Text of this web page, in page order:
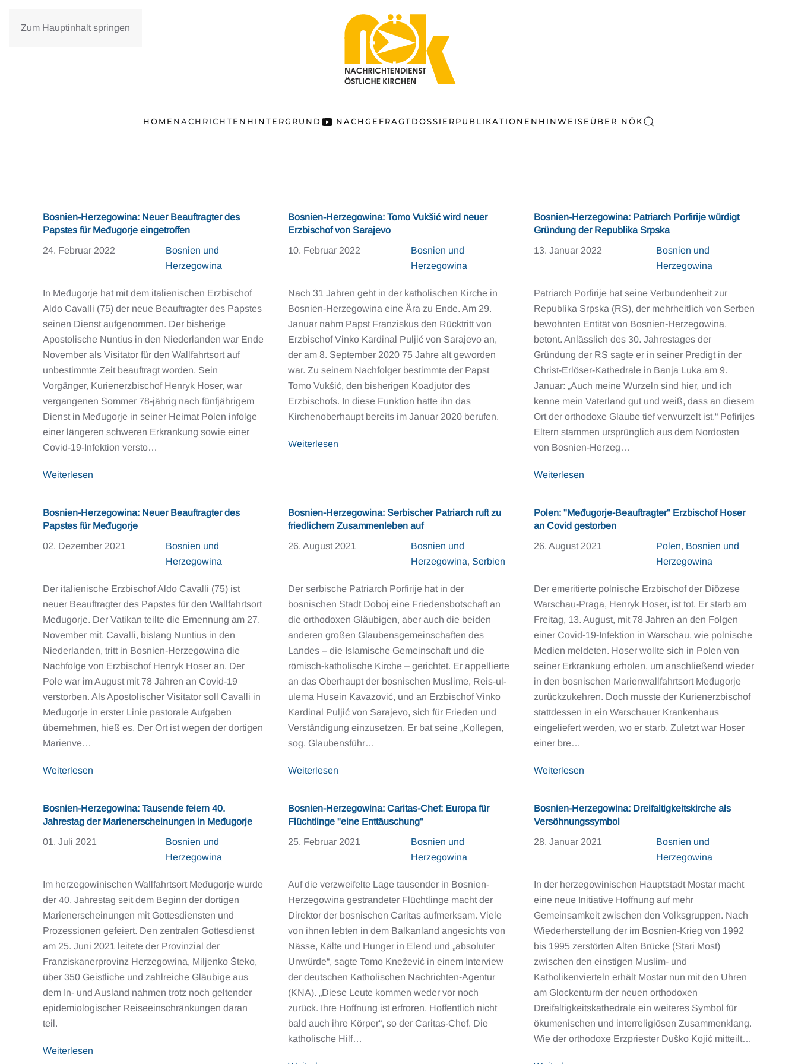
Zum Hauptinhalt springen
HOME NACHRICHTEN HINTERGRUND NACHGEFRAGTDOSSIERPUBLIKATIONEN HINWEISE ÜBER NÖK
Bosnien-Herzegowina: Neuer Beauftragter des
Papstes für Međugorje eingetroffen
24. Februar 2022
Bosnien und
Herzegowina
In Međugorje hat mit dem italienischen Erzbischof
Aldo Cavalli (75) der neue Beauftragter des Papstes
seinen Dienst aufgenommen. Der bisherige
Apostolische Nuntius in den Niederlanden war Ende
November als Visitator für den Wallfahrtsort auf
unbestimmte Zeit beauftragt worden. Sein
Vorgänger, Kurienerzbischof Henryk Hoser, war
vergangenen Sommer 78-jährig nach fünfjährigem
Dienst in Međugorje in seiner Heimat Polen infolge
einer längeren schweren Erkrankung sowie einer
Covid-19-Infektion versto…
Weiterlesen
Bosnien-Herzegowina: Tomo Vukšić wird neuer
Erzbischof von Sarajevo
10. Februar 2022
Bosnien und
Herzegowina
Nach 31 Jahren geht in der katholischen Kirche in
Bosnien-Herzegowina eine Ära zu Ende. Am 29.
Januar nahm Papst Franziskus den Rücktritt von
Erzbischof Vinko Kardinal Puljić von Sarajevo an,
der am 8. September 2020 75 Jahre alt geworden
war. Zu seinem Nachfolger bestimmte der Papst
Tomo Vukšić, den bisherigen Koadjutor des
Erzbischofs. In diese Funktion hatte ihn das
Kirchenoberhaupt bereits im Januar 2020 berufen.
Weiterlesen
Bosnien-Herzegowina: Patriarch Porfirije würdigt
Gründung der Republika Srpska
13. Januar 2022
Bosnien und
Herzegowina
Patriarch Porfirije hat seine Verbundenheit zur
Republika Srpska (RS), der mehrheitlich von Serben
bewohnten Entität von Bosnien-Herzegowina,
betont. Anlässlich des 30. Jahrestages der
Gründung der RS sagte er in seiner Predigt in der
Christ-Erlöser-Kathedrale in Banja Luka am 9.
Januar: „Auch meine Wurzeln sind hier, und ich
kenne mein Vaterland gut und weiß, dass an diesem
Ort der orthodoxe Glaube tief verwurzelt ist.“ Pofirijes
Eltern stammen ursprünglich aus dem Nordosten
von Bosnien-Herzeg…
Weiterlesen
Bosnien-Herzegowina: Neuer Beauftragter des
Papstes für Međugorje
02. Dezember 2021
Bosnien und
Herzegowina
Der italienische Erzbischof Aldo Cavalli (75) ist
neuer Beauftragter des Papstes für den Wallfahrtsort
Međugorje. Der Vatikan teilte die Ernennung am 27.
November mit. Cavalli, bislang Nuntius in den
Niederlanden, tritt in Bosnien-Herzegowina die
Nachfolge von Erzbischof Henryk Hoser an. Der
Pole war im August mit 78 Jahren an Covid-19
verstorben. Als Apostolischer Visitator soll Cavalli in
Međugorje in erster Linie pastorale Aufgaben
übernehmen, hieß es. Der Ort ist wegen der dortigen
Marienve…
Weiterlesen
Bosnien-Herzegowina: Serbischer Patriarch ruft zu
friedlichem Zusammenleben auf
26. August 2021
Bosnien und
Herzegowina, Serbien
Der serbische Patriarch Porfirije hat in der
bosnischen Stadt Doboj eine Friedensbotschaft an
die orthodoxen Gläubigen, aber auch die beiden
anderen großen Glaubensgemeinschaften des
Landes – die Islamische Gemeinschaft und die
römisch-katholische Kirche – gerichtet. Er appellierte
an das Oberhaupt der bosnischen Muslime, Reis-ul-
ulema Husein Kavazović, und an Erzbischof Vinko
Kardinal Puljić von Sarajevo, sich für Frieden und
Verständigung einzusetzen. Er bat seine „Kollegen,
sog. Glaubensführ…
Weiterlesen
Polen: "Međugorje-Beauftragter" Erzbischof Hoser
an Covid gestorben
26. August 2021
Polen, Bosnien und
Herzegowina
Der emeritierte polnische Erzbischof der Diözese
Warschau-Praga, Henryk Hoser, ist tot. Er starb am
Freitag, 13. August, mit 78 Jahren an den Folgen
einer Covid-19-Infektion in Warschau, wie polnische
Medien meldeten. Hoser wollte sich in Polen von
seiner Erkrankung erholen, um anschließend wieder
in den bosnischen Marienwallfahrtsort Međugorje
zurückzukehren. Doch musste der Kurienerzbischof
stattdessen in ein Warschauer Krankenhaus
eingeliefert werden, wo er starb. Zuletzt war Hoser
einer bre…
Weiterlesen
Bosnien-Herzegowina: Tausende feiern 40.
Jahrestag der Marienerscheinungen in Međugorje
01. Juli 2021
Bosnien und
Herzegowina
Im herzegowinischen Wallfahrtsort Međugorje wurde
der 40. Jahrestag seit dem Beginn der dortigen
Marienerscheinungen mit Gottesdiensten und
Prozessionen gefeiert. Den zentralen Gottesdienst
am 25. Juni 2021 leitete der Provinzial der
Franziskanerprovinz Herzegowina, Miljenko Šteko,
über 350 Geistliche und zahlreiche Gläubige aus
dem In- und Ausland nahmen trotz noch geltender
epidemiologischer Reiseeinschränkungen daran
teil.
Weiterlesen
Bosnien-Herzegowina: Caritas-Chef: Europa für
Flüchtlinge "eine Enttäuschung"
25. Februar 2021
Bosnien und
Herzegowina
Auf die verzweifelte Lage tausender in Bosnien-
Herzegowina gestrandeter Flüchtlinge macht der
Direktor der bosnischen Caritas aufmerksam. Viele
von ihnen lebten in dem Balkanland angesichts von
Nässe, Kälte und Hunger in Elend und „absoluter
Unwürde“, sagte Tomo Knežević in einem Interview
der deutschen Katholischen Nachrichten-Agentur
(KNA). „Diese Leute kommen weder vor noch
zurück. Ihre Hoffnung ist erfroren. Hoffentlich nicht
bald auch ihre Körper“, so der Caritas-Chef. Die
katholische Hilf…
Bosnien-Herzegowina: Dreifaltigkeitskirche als
Versöhnungssymbol
28. Januar 2021
Bosnien und
Herzegowina
In der herzegowinischen Hauptstadt Mostar macht
eine neue Initiative Hoffnung auf mehr
Gemeinsamkeit zwischen den Volksgruppen. Nach
Wiederherstellung der im Bosnien-Krieg von 1992
bis 1995 zerstörten Alten Brücke (Stari Most)
zwischen den einstigen Muslim- und
Katholikenvierteln erhält Mostar nun mit den Uhren
am Glockenturm der neuen orthodoxen
Dreifaltigkeitskathedrale ein weiteres Symbol für
ökumenischen und interreligiösen Zusammenklang.
Wie der orthodoxe Erzpriester Duško Kojić mitteilt…